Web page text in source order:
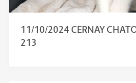
11/10/2024 CERNAY
213